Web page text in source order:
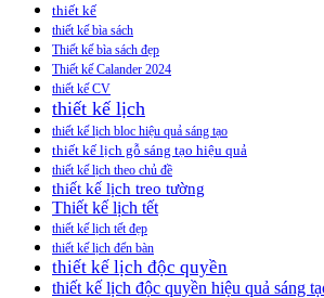
thiết kế
thiết kế bìa sách
Thiết kế bìa sách đẹp
Thiết kế Calander 2024
thiết kế CV
thiết kế lịch
thiết kế lịch bloc hiệu quả sáng tạo
thiết kế lịch gỗ sáng tạo hiệu quả
thiết kế lịch theo chủ đề
thiết kế lịch treo tường
Thiết kế lịch tết
thiết kế lịch tết đẹp
thiết kế lịch đển bàn
thiết kế lịch độc quyền
thiết kế lịch độc quyền hiệu quả sáng